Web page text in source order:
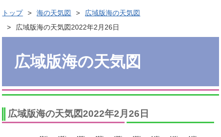
トップ 海の天気図
広域版海の天気図
広域版海の天気図2022年2月26日
広域版海の天気図
広域版海の天気図2022年2月26日